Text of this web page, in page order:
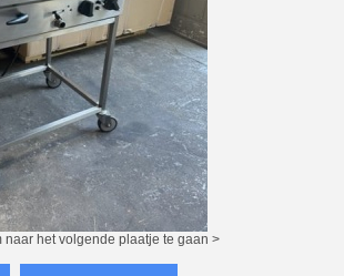
het volgende plaatje te gaan >